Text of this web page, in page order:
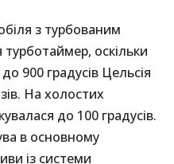
з турбованим
оскільки
900 градусів Цельсія
На холостих
до 100 градусів.
в основному
із системи